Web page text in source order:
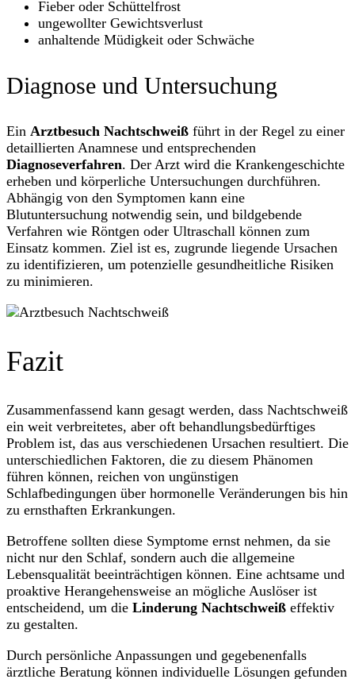
Fieber oder Schüttelfrost
ungewollter Gewichtsverlust
anhaltende Müdigkeit oder Schwäche
Diagnose und Untersuchung
Ein Arztbesuch Nachtschweiß führt in der Regel zu einer
detaillierten Anamnese und entsprechenden
Diagnoseverfahren. Der Arzt wird die Krankengeschichte
erheben und körperliche Untersuchungen durchführen.
Abhängig von den Symptomen kann eine
Blutuntersuchung notwendig sein, und bildgebende
Verfahren wie Röntgen oder Ultraschall können zum
Einsatz kommen. Ziel ist es, zugrunde liegende Ursachen
zu identifizieren, um potenzielle gesundheitliche Risiken
zu minimieren.
Fazit
Zusammenfassend kann gesagt werden, dass Nachtschweiß
ein weit verbreitetes, aber oft behandlungsbedürftiges
Problem ist, das aus verschiedenen Ursachen resultiert. Die
unterschiedlichen Faktoren, die zu diesem Phänomen
führen können, reichen von ungünstigen
Schlafbedingungen über hormonelle Veränderungen bis hin
zu ernsthaften Erkrankungen.
Betroffene sollten diese Symptome ernst nehmen, da sie
nicht nur den Schlaf, sondern auch die allgemeine
Lebensqualität beeinträchtigen können. Eine achtsame und
proaktive Herangehensweise an mögliche Auslöser ist
entscheidend, um die Linderung Nachtschweiß effektiv
zu gestalten.
Durch persönliche Anpassungen und gegebenenfalls
ärztliche Beratung können individuelle Lösungen gefunden